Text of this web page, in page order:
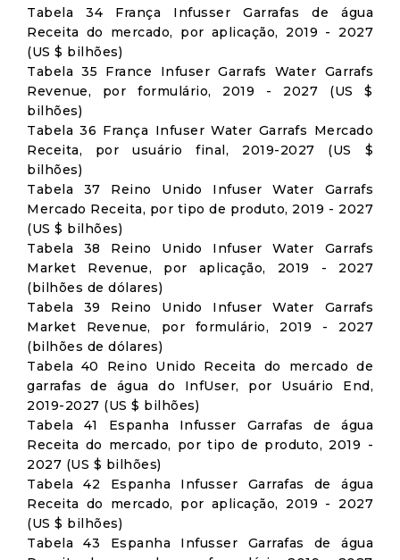
Tabela 34 França Infusser Garrafas de água
Receita do mercado, por aplicação, 2019 - 2027
(US $ bilhões)
Tabela 35 France Infuser Garrafs Water Garrafs
Revenue, por formulário, 2019 - 2027 (US $
bilhões)
Tabela 36 França Infuser Water Garrafs Mercado
Receita, por usuário final, 2019-2027 (US $
bilhões)
Tabela 37 Reino Unido Infuser Water Garrafs
Mercado Receita, por tipo de produto, 2019 - 2027
(US $ bilhões)
Tabela 38 Reino Unido Infuser Water Garrafs
Market Revenue, por aplicação, 2019 - 2027
(bilhões de dólares)
Tabela 39 Reino Unido Infuser Water Garrafs
Market Revenue, por formulário, 2019 - 2027
(bilhões de dólares)
Tabela 40 Reino Unido Receita do mercado de
garrafas de água do InfUser, por Usuário End,
2019-2027 (US $ bilhões)
Tabela 41 Espanha Infusser Garrafas de água
Receita do mercado, por tipo de produto, 2019 -
2027 (US $ bilhões)
Tabela 42 Espanha Infusser Garrafas de água
Receita do mercado, por aplicação, 2019 - 2027
(US $ bilhões)
Tabela 43 Espanha Infusser Garrafas de água